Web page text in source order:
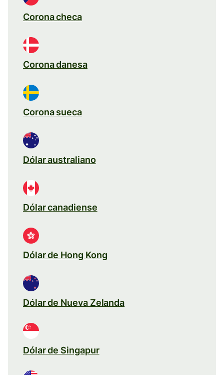
Corona checa
Corona danesa
Corona sueca
Dólar australiano
Dólar canadiense
Dólar de Hong Kong
Dólar de Nueva Zelanda
Dólar de Singapur